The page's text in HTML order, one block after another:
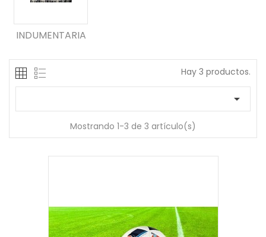
INDUMENTARIA
Hay 3 productos.

Mostrando 1-3 de 3 artículo(s)